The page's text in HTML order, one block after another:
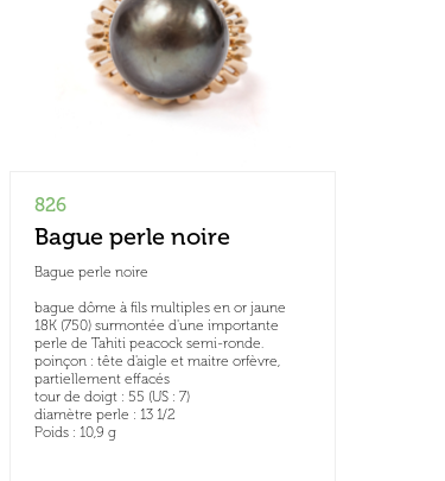
826
Bague perle noire
Bague perle noire
bague dôme à fils multiples en or jaune
18K (750) surmontée d'une importante
perle de Tahiti peacock semi-ronde.
poinçon : tête d'aigle et maitre orfèvre,
partiellement effacés
tour de doigt : 55 (US : 7)
diamètre perle : 13 1/2
Poids : 10,9 g